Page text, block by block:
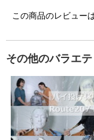
この商品のレビュー
その他のバラエ